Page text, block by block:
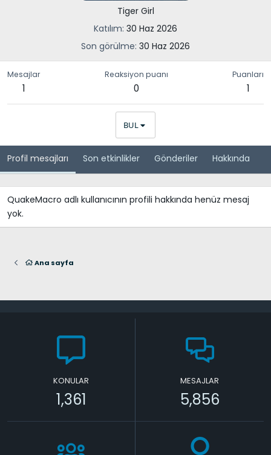
Tiger Girl
Katılım 30 Haz 2026
Son görülme 30 Haz 2026
Mesajlar
1
Reaksiyon puanı
0
Puanları
1
BUL
Profil mesajları Son etkinlikler Gönderiler Hakkında
QuakeMacro adlı kullanıcının profili hakkında henüz mesaj
yok.
Ana sayfa
KONULAR
1,361
MESAJLAR
5,856